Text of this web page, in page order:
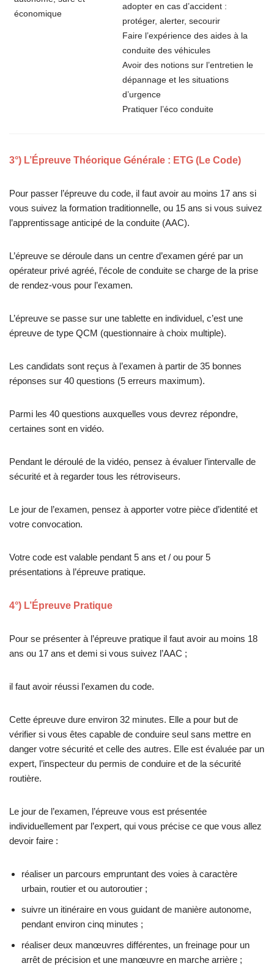
économique
adopter en cas d’accident :
protéger, alerter, secourir
Faire l’expérience des aides à la
conduite des véhicules
Avoir des notions sur l’entretien le
dépannage et les situations
d’urgence
Pratiquer l’éco conduite
3°) L’Épreuve Théorique Générale : ETG (Le Code)
Pour passer l’épreuve du code, il faut avoir au moins 17 ans si
vous suivez la formation traditionnelle, ou 15 ans si vous suivez
l’apprentissage anticipé de la conduite (AAC).
L’épreuve se déroule dans un centre d’examen géré par un
opérateur privé agréé, l’école de conduite se charge de la prise
de rendez-vous pour l’examen.
L’épreuve se passe sur une tablette en individuel, c’est une
épreuve de type QCM (questionnaire à choix multiple).
Les candidats sont reçus à l’examen à partir de 35 bonnes
réponses sur 40 questions (5 erreurs maximum).
Parmi les 40 questions auxquelles vous devrez répondre,
certaines sont en vidéo.
Pendant le déroulé de la vidéo, pensez à évaluer l’intervalle de
sécurité et à regarder tous les rétroviseurs.
Le jour de l’examen, pensez à apporter votre pièce d’identité et
votre convocation.
Votre code est valable pendant 5 ans et / ou pour 5
présentations à l’épreuve pratique.
4°) L’Épreuve Pratique
Pour se présenter à l’épreuve pratique il faut avoir au moins 18
ans ou 17 ans et demi si vous suivez l’AAC ;
il faut avoir réussi l’examen du code.
Cette épreuve dure environ 32 minutes. Elle a pour but de
vérifier si vous êtes capable de conduire seul sans mettre en
danger votre sécurité et celle des autres. Elle est évaluée par un
expert, l’inspecteur du permis de conduire et de la sécurité
routière.
Le jour de l’examen, l’épreuve vous est présentée
individuellement par l’expert, qui vous précise ce que vous allez
devoir faire :
réaliser un parcours empruntant des voies à caractère
urbain, routier et ou autoroutier ;
suivre un itinéraire en vous guidant de manière autonome,
pendant environ cinq minutes ;
réaliser deux manœuvres différentes, un freinage pour un
arrêt de précision et une manœuvre en marche arrière ;